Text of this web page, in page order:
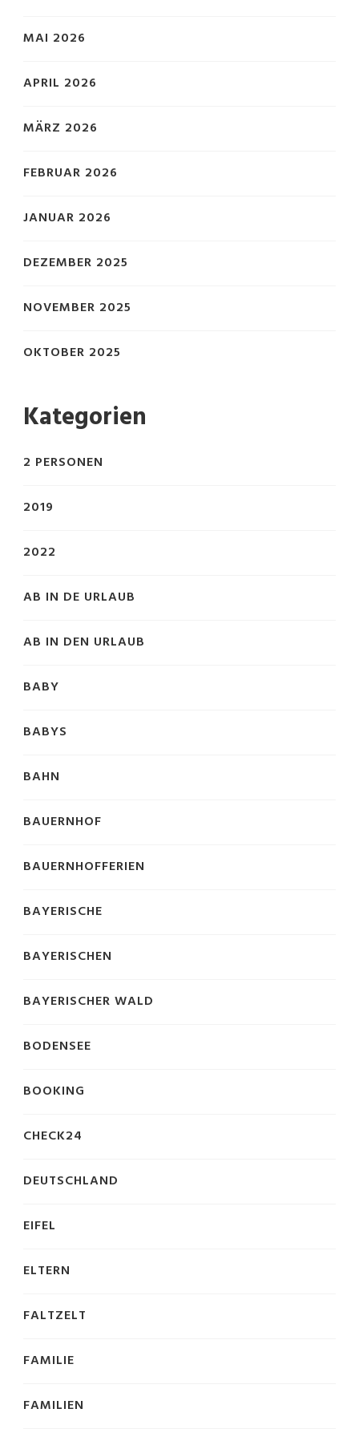
MAI 2026
APRIL 2026
MÄRZ 2026
FEBRUAR 2026
JANUAR 2026
DEZEMBER 2025
NOVEMBER 2025
OKTOBER 2025
Kategorien
2 PERSONEN
2019
2022
AB IN DE URLAUB
AB IN DEN URLAUB
BABY
BABYS
BAHN
BAUERNHOF
BAUERNHOFFERIEN
BAYERISCHE
BAYERISCHEN
BAYERISCHER WALD
BODENSEE
BOOKING
CHECK24
DEUTSCHLAND
EIFEL
ELTERN
FALTZELT
FAMILIE
FAMILIEN